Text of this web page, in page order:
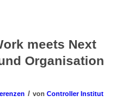
meets Next
Organisation
/ von Controller Institut